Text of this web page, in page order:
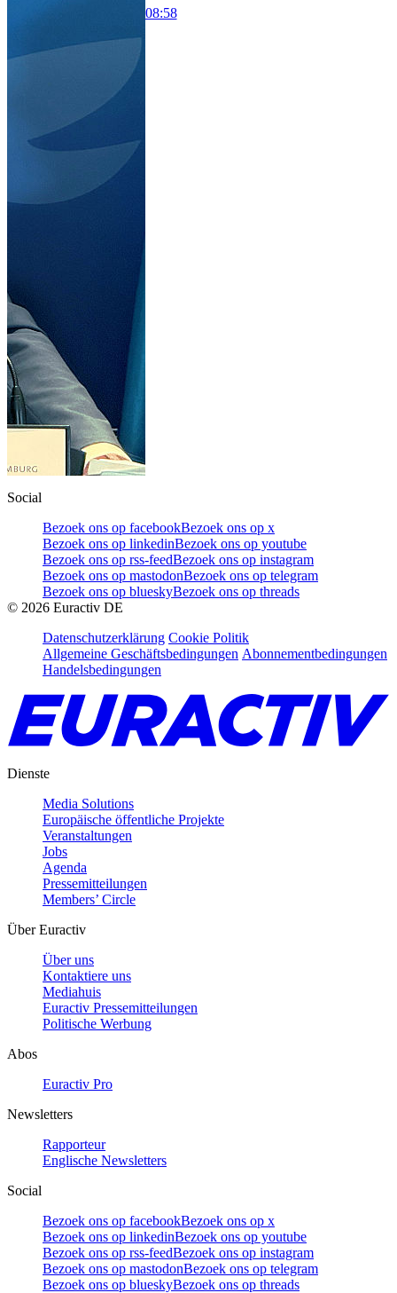
08:58
Social
Bezoek ons op facebookBezoek ons op x
Bezoek ons op linkedinBezoek ons op youtube
Bezoek ons op rss-feedBezoek ons op instagram
Bezoek ons op mastodonBezoek ons op telegram
Bezoek ons op blueskyBezoek ons op threads
© 2026 Euractiv DE
Datenschutzerklärung Cookie Politik
Allgemeine Geschäftsbedingungen Abonnementbedingungen
Handelsbedingungen
Dienste
Media Solutions
Europäische öffentliche Projekte
Veranstaltungen
Jobs
Agenda
Pressemitteilungen
Members’ Circle
Über Euractiv
Über uns
Kontaktiere uns
Mediahuis
Euractiv Pressemitteilungen
Politische Werbung
Abos
Euractiv Pro
Newsletters
Rapporteur
Englische Newsletters
Social
Bezoek ons op facebookBezoek ons op x
Bezoek ons op linkedinBezoek ons op youtube
Bezoek ons op rss-feedBezoek ons op instagram
Bezoek ons op mastodonBezoek ons op telegram
Bezoek ons op blueskyBezoek ons op threads